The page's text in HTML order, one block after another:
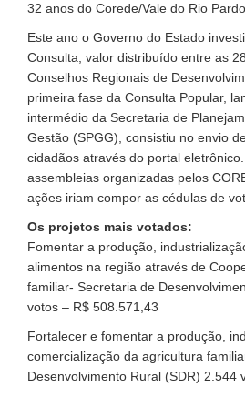
32 anos do Corede/Vale do Rio Pardo.
Este ano o Governo do Estado
Consulta, valor distribuído entre as
Conselhos Regionais de
primeira fase da Consulta Popular,
intermédio da Secretaria de
Gestão (SPGG), consistiu no envio
cidadãos através do portal eletrônico.
assembleias organizadas pelos
ações iriam compor as cédulas de
Os projetos mais votados:
Fomentar a produção,
alimentos na região através de
familiar- Secretaria de
votos – R$ 508.571,43
Fortalecer e fomentar a produção,
comercialização da agricultura
Desenvolvimento Rural (SDR) 2.544